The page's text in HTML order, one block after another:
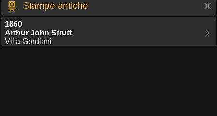
Stampe antiche
1860
Arthur John Strutt
Villa Gordiani